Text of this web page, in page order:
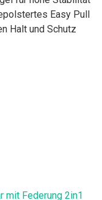
Easy Pull
Halt und Schutz
mit Federung 2in1